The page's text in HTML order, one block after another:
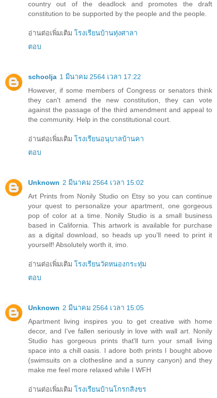
country out of the deadlock and promotes the draft
constitution to be supported by the people and the people.
อ่านต่อเพิ่มเติม โรงเรียนบ้านทุ่งศาลา
ตอบ
schoolja 1 มีนาคม 2564 เวลา 17:22
However, if some members of Congress or senators think
they can't amend the new constitution, they can vote
against the passage of the third amendment and appeal to
the community. Help in the constitutional court.
อ่านต่อเพิ่มเติม โรงเรียนอนุบาลบ้านคา
ตอบ
Unknown 2 มีนาคม 2564 เวลา 15:02
Art Prints from Nonily Studio on Etsy so you can continue
your quest to personalize your apartment, one gorgeous
pop of color at a time. Nonily Studio is a small business
based in California. This artwork is available for purchase
as a digital download, so heads up you'll need to print it
yourself! Absolutely worth it, imo.
อ่านต่อเพิ่มเติม โรงเรียนวัดหนองกระทุ่ม
ตอบ
Unknown 2 มีนาคม 2564 เวลา 15:05
Apartment living inspires you to get creative with home
decor, and I've fallen seriously in love with wall art. Nonily
Studio has gorgeous prints that'll turn your small living
space into a chill oasis. I adore both prints I bought above
(swimsuits on a clothesline and a sunny canyon) and they
make me feel more relaxed while I WFH
อ่านต่อเพิ่มเติม โรงเรียนบ้านโกรกสิงขร